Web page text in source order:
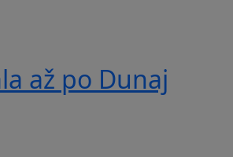
až po Dunaj